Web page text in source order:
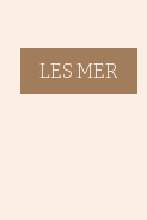
LES MER